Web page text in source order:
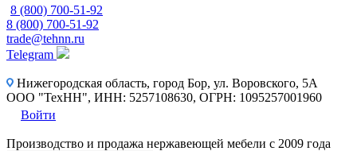
8 (800) 700-51-92
8 (800) 700-51-92
trade@tehnn.ru
Telegram
Нижегородская область, город Бор, ул. Воровского, 5А
ООО "ТехНН", ИНН: 5257108630, ОГРН: 1095257001960
Войти
Производство и продажа нержавеющей мебели с 2009 года